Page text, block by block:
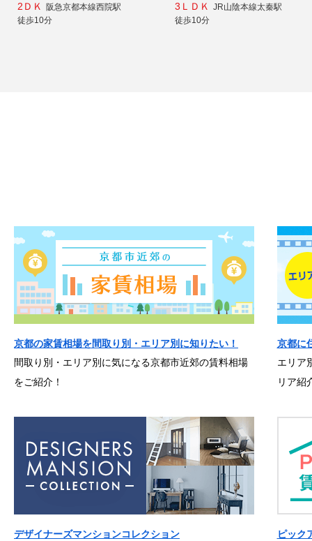
2ＤＫ
阪急京都本線西院駅
徒歩10分
3ＬＤＫ
JR山陰本線太秦駅
徒歩10分
京都の家賃相場を間取り別・エリア別に知りたい！
間取り別・エリア別に気になる京都市近郊の賃料相場
をご紹介！
京都に
エリア
リア紹
デザイナーズマンションコレクション
ピック